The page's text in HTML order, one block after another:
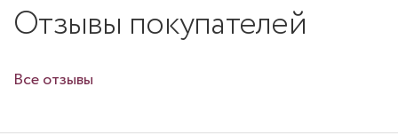
Отзывы покупателей
Все отзывы